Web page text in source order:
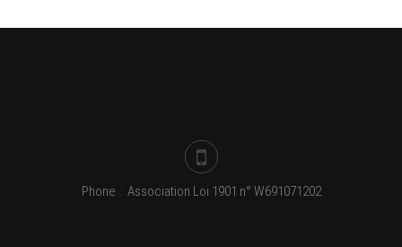
Phone : Association Loi 1901 n° W691071202